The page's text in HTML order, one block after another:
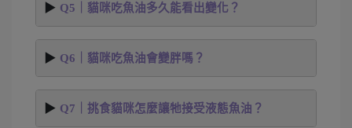
Q5｜貓咪吃魚油多久能看出變化？
Q6｜貓咪吃魚油會變胖嗎？
Q7｜挑食貓咪怎麼讓牠接受液態魚油？